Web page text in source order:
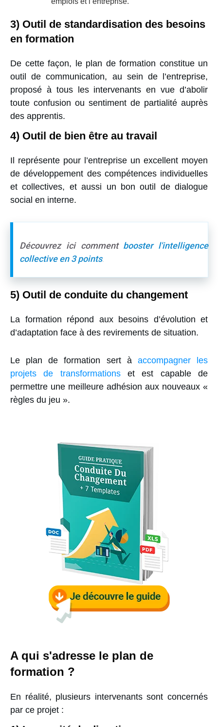
3) Outil de standardisation des besoins
en formation
De cette façon, le plan de formation constitue un
outil de communication, au sein de l’entreprise,
proposé à tous les intervenants en vue d’abolir
toute confusion ou sentiment de partialité auprès
des apprentis.
4) Outil de bien être au travail
Il représente pour l’entreprise un excellent moyen
de développement des compétences individuelles
et collectives, et aussi un bon outil de dialogue
social en interne.
Découvrez ici comment booster l'intelligence
collective en 3 points.
5) Outil de conduite du changement
La formation répond aux besoins d’évolution et
d’adaptation face à des revirements de situation.
Le plan de formation sert àaccompagner les
projets de transformations et est capable de
permettre une meilleure adhésion aux nouveaux «
règles du jeu ».
A qui s'adresse le plan de
formation ?
En réalité, plusieurs intervenants sont concernés
par ce projet :